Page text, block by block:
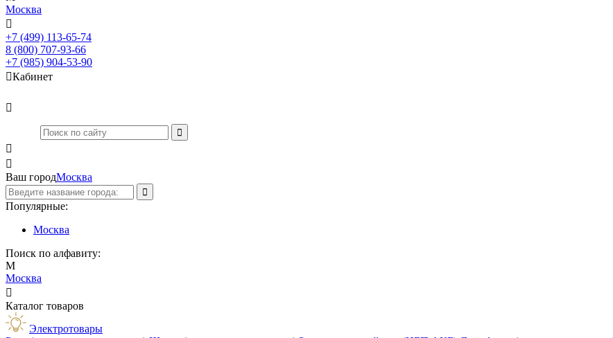
Москва

+7 (499) 113-65-74
8 (800) 707-93-66
+7 (985) 904-53-90
Кабинет



Ваш городМосква
Популярные:
Москва
Поиск по алфавиту:
М
Москва

Каталог товаров
Электротовары